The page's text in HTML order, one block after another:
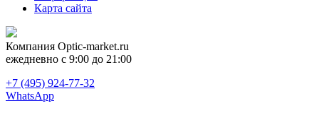
Карта сайта
Компания Optic-market.ru
ежедневно с 9:00 до 21:00
+7 (495) 924-77-32
WhatsApp